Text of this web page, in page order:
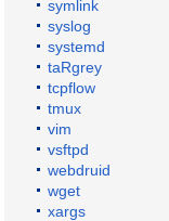
symlink
syslog
systemd
taRgrey
tcpflow
tmux
vim
vsftpd
webdruid
wget
xargs